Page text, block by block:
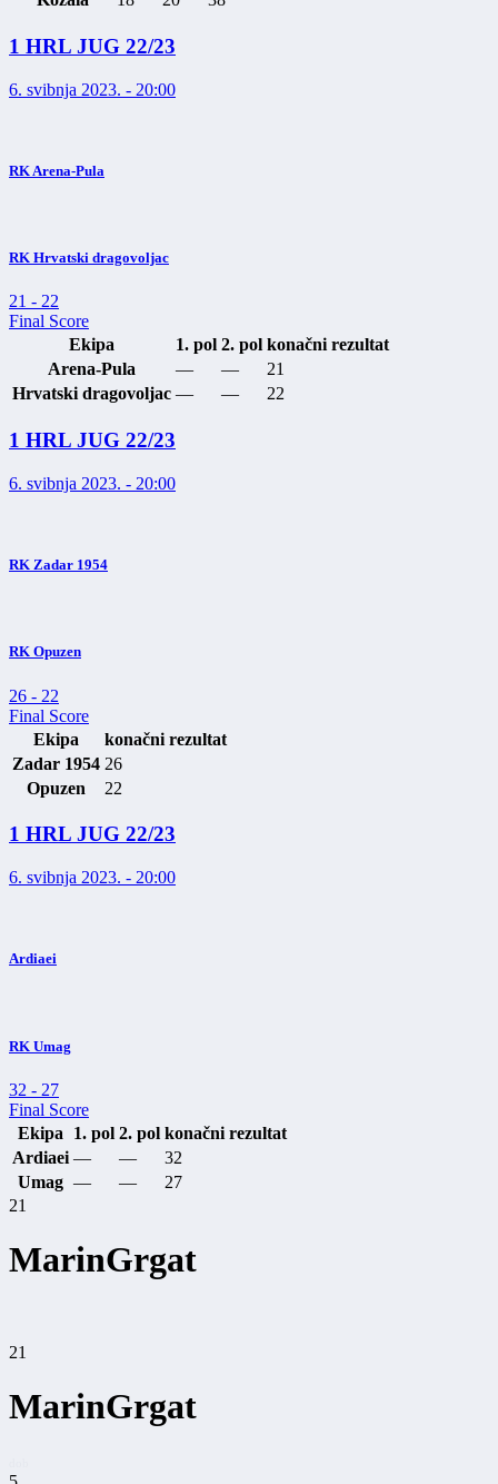
1 HRL JUG 22/23
6. svibnja 2023. - 20:00
RK Arena-Pula
RK Hrvatski dragovoljac
21 - 22
Final Score
Ekipa
1. pol 2. pol konačni rezultat
Arena-Pula
— —
21
Hrvatski dragovoljac — — 22
1 HRL JUG 22/23
6. svibnja 2023. - 20:00
RK Zadar 1954
RK Opuzen
26 - 22
Final Score
Ekipa
konačni rezultat
Zadar 1954 26
Opuzen
22
1 HRL JUG 22/23
6. svibnja 2023. - 20:00
Ardiaei
RK Umag
32 - 27
Final Score
Ekipa
1. pol 2. pol konačni rezultat
Ardiaei — —
32
Umag — —
27
21
MarinGrgat
21
MarinGrgat